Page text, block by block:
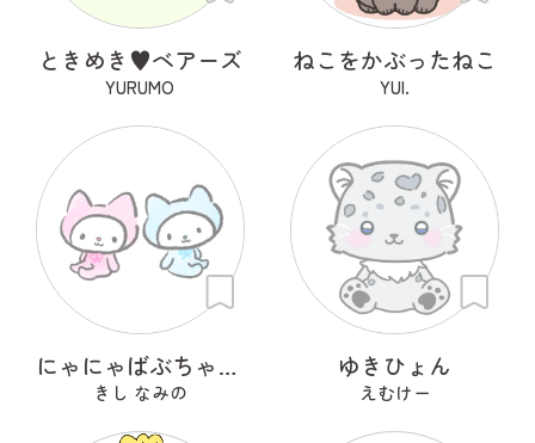
ときめき♥ベアーズ
YURUMO
ねこをかぶったねこ
YUI.
にゃにゃばぶちゃんず
きし なみの
ゆきひょん
えむけー